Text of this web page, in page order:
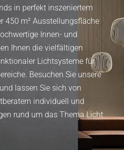
in perfekt inszeniertem
450 m² Ausstellungsfläche
Innen- und
Ihnen die vielfältigen
Lichtsysteme für
Besuchen Sie unsere
lassen Sie sich von
individuell und
rund um das Thema Licht